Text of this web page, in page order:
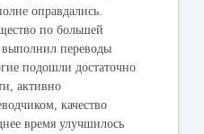
оправдались.
по большей
выполнил переводы
подошли достаточно
активно
качество
время улучшилось